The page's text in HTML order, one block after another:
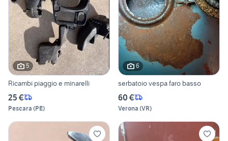
5
Ricambi piaggio e minarelli
25 €
Pescara (PE)
6
serbatoio vespa faro basso
60 €
Verona (VR)